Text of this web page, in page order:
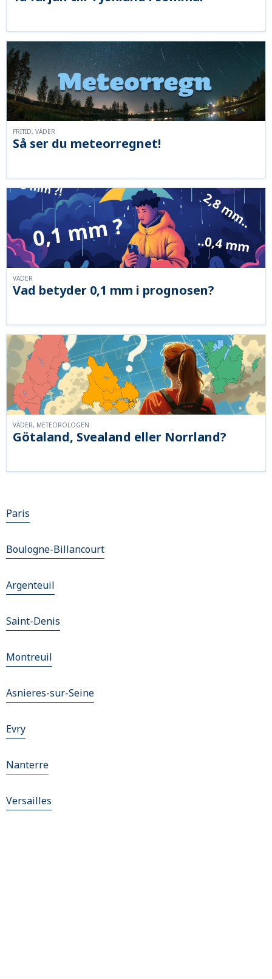
Så ser du meteorregnet!
FRITID, VÄDER
Vad betyder 0,1 mm i prognosen?
VÄDER
Götaland, Svealand eller Norrland?
VÄDER, METEOROLOGEN
Paris
Boulogne-Billancourt
Argenteuil
Saint-Denis
Montreuil
Asnieres-sur-Seine
Evry
Nanterre
Versailles